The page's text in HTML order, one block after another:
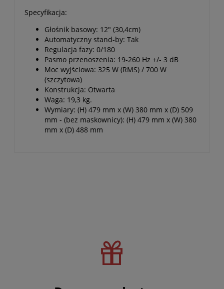
Specyfikacja:
Głośnik basowy: 12" (30,4cm)
Automatyczny stand-by: Tak
Regulacja fazy: 0/180
Pasmo przenoszenia: 19-260 Hz +/- 3 dB
Moc wyjściowa: 325 W (RMS) / 700 W
(szczytowa)
Konstrukcja: Otwarta
Waga: 19,3 kg.
Wymiary: (H) 479 mm x (W) 380 mm x (D) 509
mm - (bez maskownicy): (H) 479 mm x (W) 380
mm x (D) 488 mm